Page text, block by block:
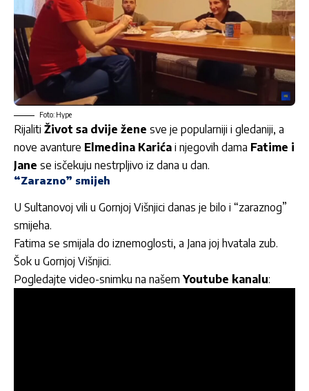
Foto: Hype
Rijaliti Život sa dvije žene sve je popularniji i gledaniji, a
nove avanture Elmedina Karića i njegovih dama Fatime i
Jane se isčekuju nestrpljivo iz dana u dan.
“Zarazno” smijeh
U Sultanovoj vili u Gornjoj Višnjici danas je bilo i “zaraznog”
smijeha.
Fatima se smijala do iznemoglosti, a Jana joj hvatala zub.
Šok u Gornjoj Višnjici.
Pogledajte video-snimku na našem Youtube kanalu: